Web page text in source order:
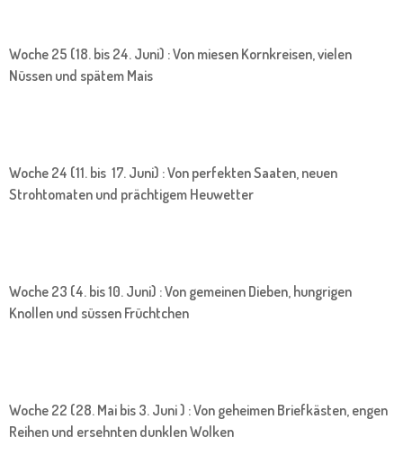
Woche 25 (18. bis 24. Juni) : Von miesen Kornkreisen, vielen
Nüssen und spätem Mais
Woche 24 (11. bis 17. Juni) : Von perfekten Saaten, neuen
Strohtomaten und prächtigem Heuwetter
Woche 23 (4. bis 10. Juni) : Von gemeinen Dieben, hungrigen
Knollen und süssen Früchtchen
Woche 22 (28. Mai bis 3. Juni ) : Von geheimen Briefkästen, engen
Reihen und ersehnten dunklen Wolken